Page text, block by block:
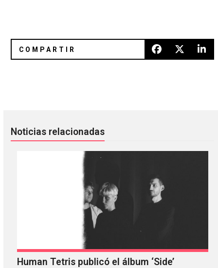
Noticias relacionadas
Human Tetris publicó el álbum ‘Side’